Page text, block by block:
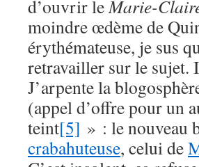
d’ouvrir leMarie-
moindre œdème de
érythémateuse, je sus
retravailler sur le
J’arpente la
(appel d’offre pour un
teint[5] » : le nouveau
crabahuteuse, celui de